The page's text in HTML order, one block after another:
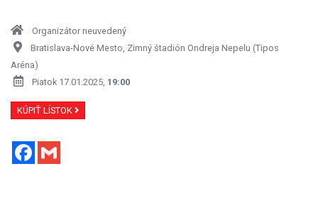
Organizátor neuvedený
Bratislava-Nové Mesto, Zimný štadión Ondreja Nepelu (Tipos
Aréna)
Piatok 17.01.2025, 19:00
KÚPIŤ LÍSTOK
Facebook